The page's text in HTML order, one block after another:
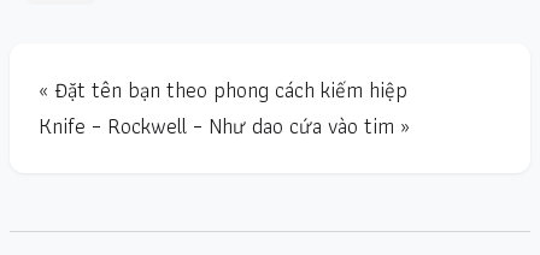
« Đặt tên bạn theo phong cách kiếm hiệp
Knife – Rockwell – Như dao cứa vào tim »